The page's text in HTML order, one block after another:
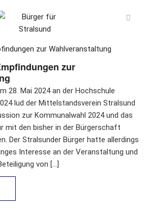
zur
28. Mai 2024 an der Hochschule
lud der Mittelstandsverein Stralsund
zur Kommunalwahl 2024 und das
mit den bisher in der Bürgerschaft
Der Stralsunder Bürger hatte allerdings
Interesse an der Veranstaltung und
von […]